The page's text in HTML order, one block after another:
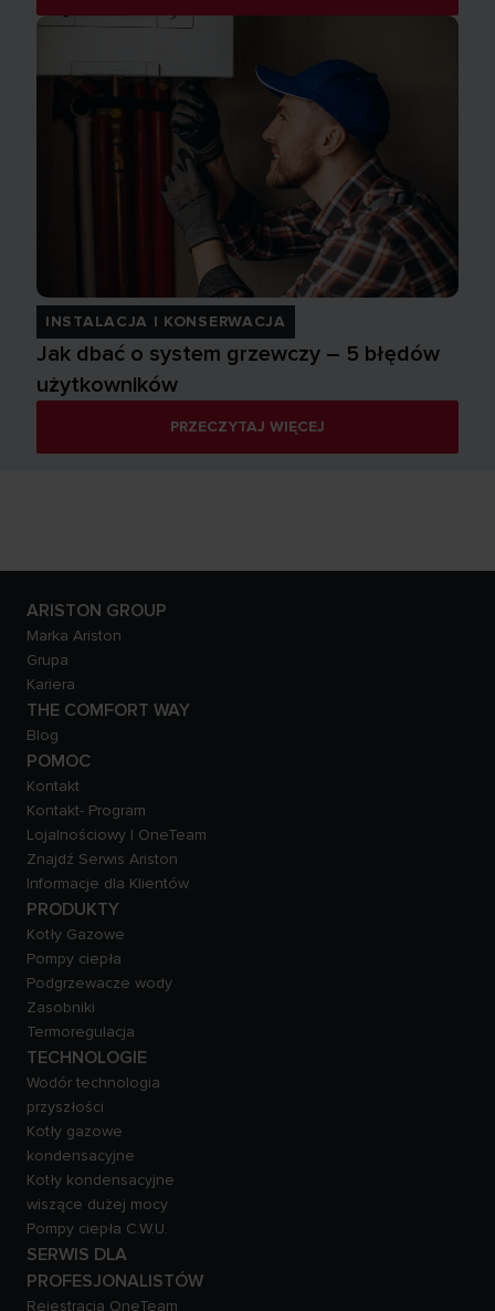
INSTALACJA I KONSERWACJA
Jak dbać o system grzewczy – 5 błędów
użytkowników
PRZECZYTAJ WIĘCEJ
ARISTON GROUP
Marka Ariston
Grupa
Kariera
THE COMFORT WAY
Blog
POMOC
Kontakt
Kontakt- Program
Lojalnościowy | OneTeam
Znajdź Serwis Ariston
Informacje dla Klientów
PRODUKTY
Kotły Gazowe
Pompy ciepła
Podgrzewacze wody
Zasobniki
Termoregulacja
TECHNOLOGIE
Wodór technologia
przyszłości
Kotły gazowe
kondensacyjne
Kotły kondensacyjne
wiszące dużej mocy
Pompy ciepła C.W.U.
SERWIS DLA
PROFESJONALISTÓW
Rejestracja OneTeam